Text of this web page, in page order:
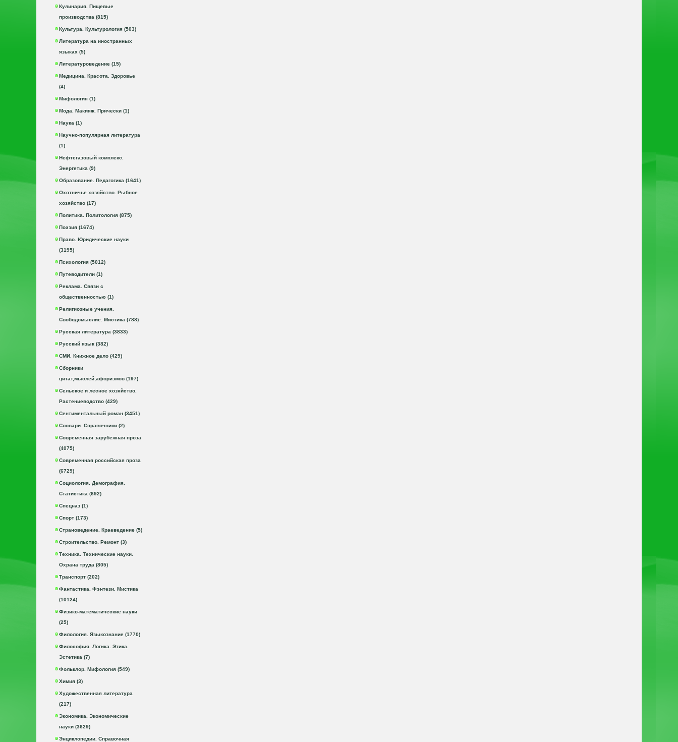
Кулинария. Пищевые
производства (815)
Культура. Культурология (503)
Литература на иностранных
языках (5)
Литературоведение (15)
Медицина. Красота. Здоровье
(4)
Мифология (1)
Мода. Макияж. Прически (1)
Наука (1)
Научно-популярная литература
(1)
Нефтегазовый комплекс.
Энергетика (9)
Образование. Педагогика (1641)
Охотничье хозяйство. Рыбное
хозяйство (17)
Политика. Политология (875)
Поэзия (1674)
Право. Юридические науки
(3195)
Психология (5012)
Путеводители (1)
Реклама. Связи с
общественностью (1)
Религиозные учения.
Свободомыслие. Мистика (788)
Русская литература (3833)
Русский язык (382)
СМИ. Книжное дело (429)
Сборники
цитат,мыслей,афоризмов (197)
Сельское и лесное хозяйство.
Растениеводство (429)
Сентиментальный роман (3451)
Словари. Справочники (2)
Современная зарубежная проза
(4075)
Современная российская проза
(6729)
Социология. Демография.
Статистика (692)
Спецназ (1)
Спорт (173)
Страноведение. Краеведение (5)
Строительство. Ремонт (3)
Техника. Технические науки.
Охрана труда (805)
Транспорт (202)
Фантастика. Фэнтези. Мистика
(10124)
Физико-математические науки
(25)
Филология. Языкознание (1770)
Философия. Логика. Этика.
Эстетика (7)
Фольклор. Мифология (549)
Химия (3)
Художественная литература
(217)
Экономика. Экономические
науки (3629)
Энциклопедии. Справочная